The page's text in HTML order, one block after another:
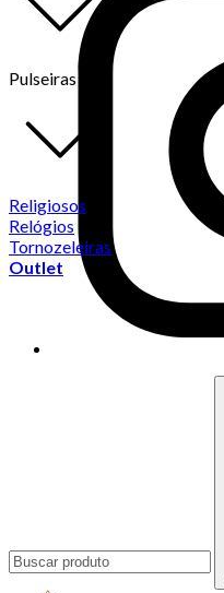
Pulseiras
Religiosos
Relógios
Tornozeleiras
Outlet